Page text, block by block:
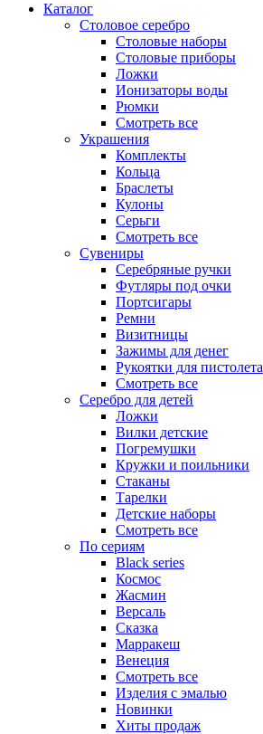
Каталог
Столовое серебро
Столовые наборы
Столовые приборы
Ложки
Ионизаторы воды
Рюмки
Смотреть все
Украшения
Комплекты
Кольца
Браслеты
Кулоны
Серьги
Смотреть все
Сувениры
Серебряные ручки
Футляры под очки
Портсигары
Ремни
Визитницы
Зажимы для денег
Рукоятки для пистолета
Смотреть все
Серебро для детей
Ложки
Вилки детские
Погремушки
Кружки и поильники
Стаканы
Тарелки
Детские наборы
Смотреть все
По сериям
Black series
Космос
Жасмин
Версаль
Сказка
Марракеш
Венеция
Смотреть все
Изделия с эмалью
Новинки
Хиты продаж